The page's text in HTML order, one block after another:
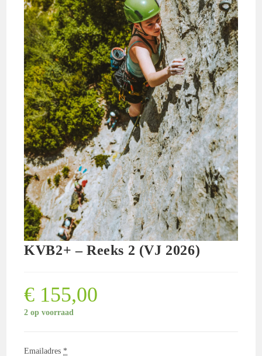
KVB2+ – Reeks 2 (VJ 2026)
€ 155,00
2 op voorraad
Emailadres *